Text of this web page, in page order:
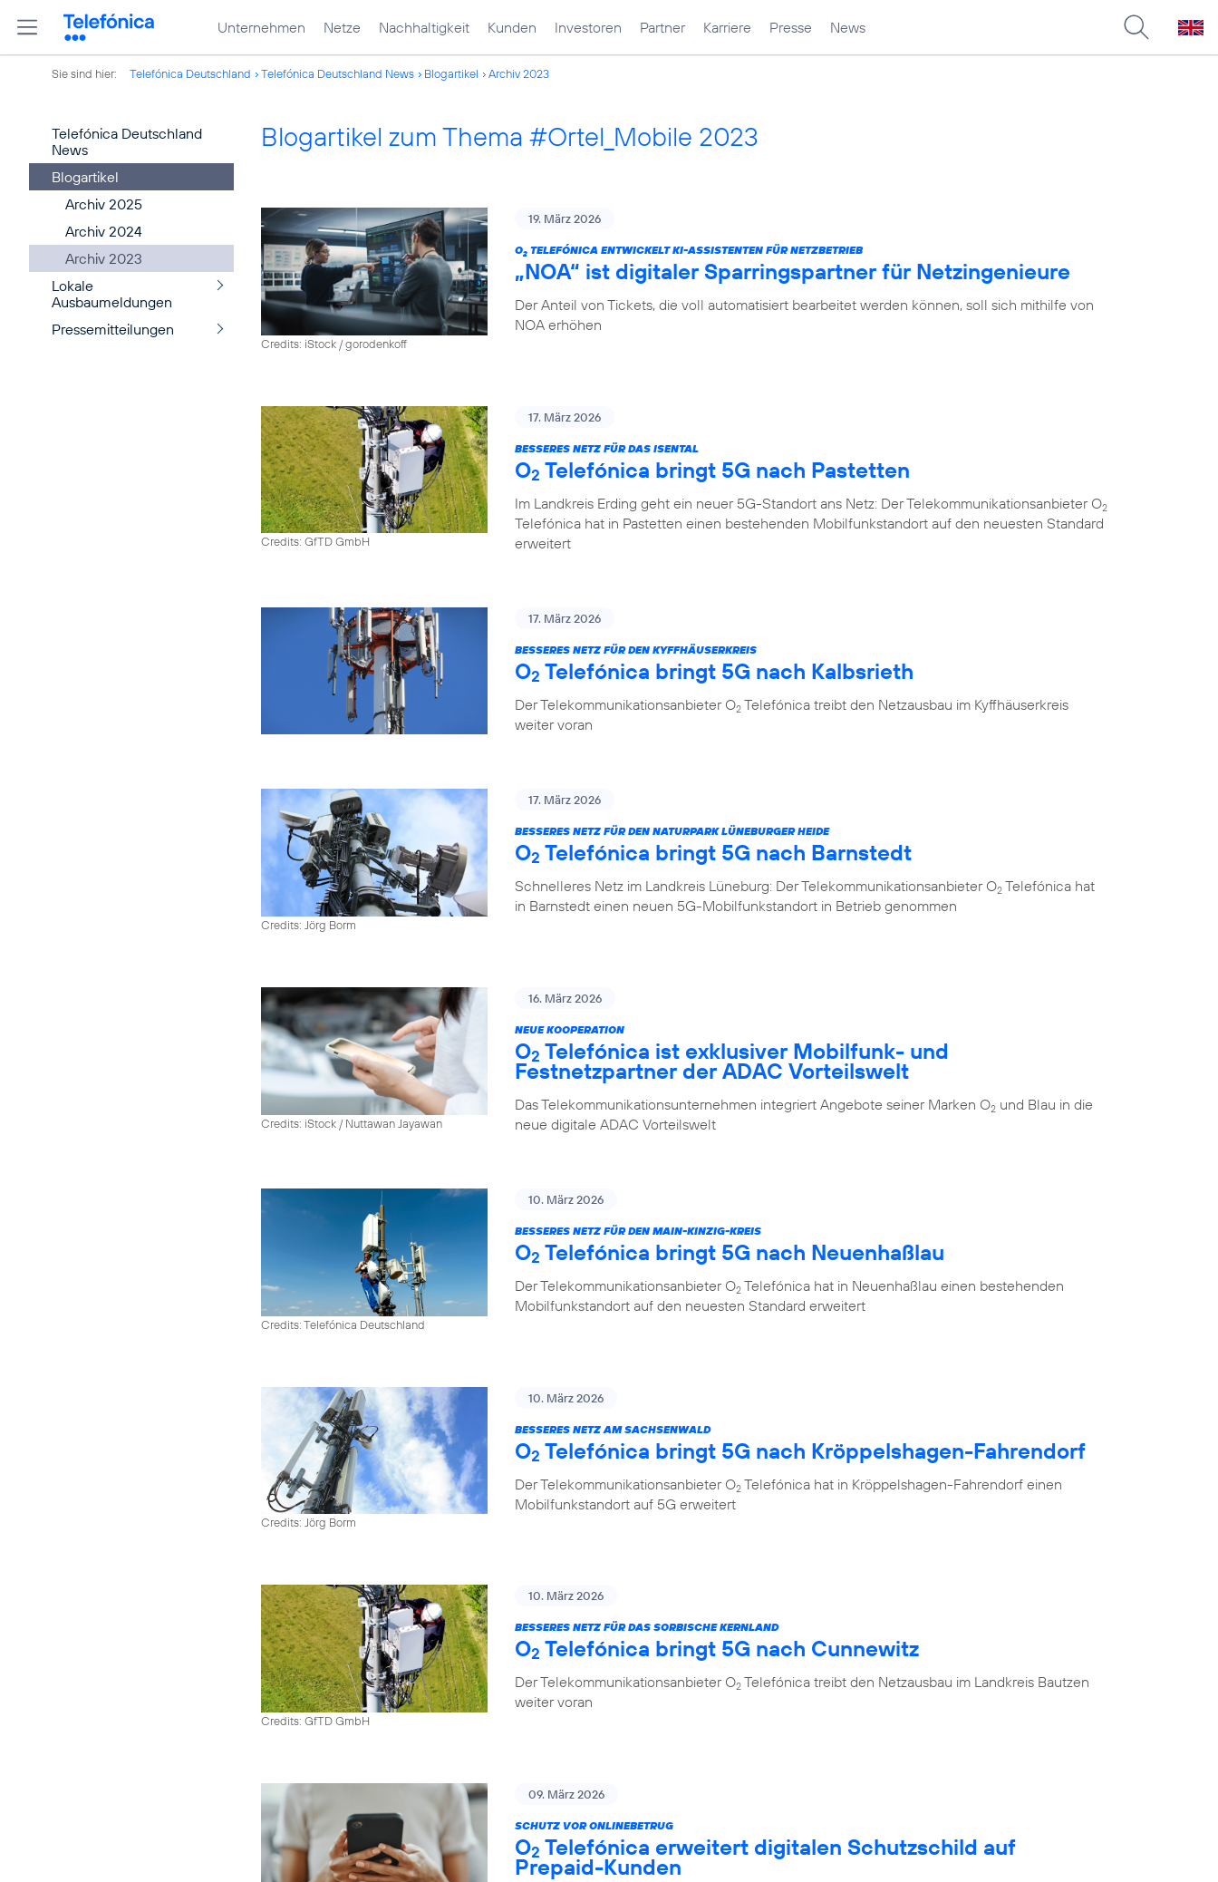
Unternehmen Netze Nachhaltigkeit Kunden Investoren Partner Karriere Presse News
Sie sind hier: Telefónica Deutschland Telefónica Deutschland News Blogartikel Archiv 2023
Telefónica Deutschland
News
Blogartikel
Archiv 2025
Archiv 2024
Archiv 2023
Lokale
Ausbaumeldungen
Pressemitteilungen
Blogartikel zum Thema #Ortel_Mobile 2023
Credits: iStock / gorodenkoff
19. März 2026
O2 TELEFÓNICA ENTWICKELT KI-ASSISTENTEN FÜR NETZBETRIEB
„NOA“ ist digitaler Sparringspartner für Netzingenieure
Der Anteil von Tickets, die voll automatisiert bearbeitet werden können, soll sich mithilfe von
NOA erhöhen
Credits: GfTD GmbH
17. März 2026
BESSERES NETZ FÜR DAS ISENTAL
O2 Telefónica bringt 5G nach Pastetten
Im Landkreis Erding geht ein neuer 5G-Standort ans Netz: Der Telekommunikationsanbieter O2
Telefónica hat in Pastetten einen bestehenden Mobilfunkstandort auf den neuesten Standard
erweitert
17. März 2026
BESSERES NETZ FÜR DEN KYFFHÄUSERKREIS
O2 Telefónica bringt 5G nach Kalbsrieth
Der Telekommunikationsanbieter O2 Telefónica treibt den Netzausbau im Kyffhäuserkreis
weiter voran
Credits: Jörg Borm
17. März 2026
BESSERES NETZ FÜR DEN NATURPARK LÜNEBURGER HEIDE
O2 Telefónica bringt 5G nach Barnstedt
Schnelleres Netz im Landkreis Lüneburg: Der Telekommunikationsanbieter O2 Telefónica hat
in Barnstedt einen neuen 5G-Mobilfunkstandort in Betrieb genommen
Credits: iStock / Nuttawan Jayawan
16. März 2026
NEUE KOOPERATION
O2 Telefónica ist exklusiver Mobilfunk- und
Festnetzpartner der ADAC Vorteilswelt
Das Telekommunikationsunternehmen integriert Angebote seiner Marken O2 und Blau in die
neue digitale ADAC Vorteilswelt
Credits: Telefónica Deutschland
10. März 2026
BESSERES NETZ FÜR DEN MAIN-KINZIG-KREIS
O2 Telefónica bringt 5G nach Neuenhaßlau
Der Telekommunikationsanbieter O2 Telefónica hat in Neuenhaßlau einen bestehenden
Mobilfunkstandort auf den neuesten Standard erweitert
Credits: Jörg Borm
10. März 2026
BESSERES NETZ AM SACHSENWALD
O2 Telefónica bringt 5G nach Kröppelshagen-Fahrendorf
Der Telekommunikationsanbieter O2 Telefónica hat in Kröppelshagen-Fahrendorf einen
Mobilfunkstandort auf 5G erweitert
Credits: GfTD GmbH
10. März 2026
BESSERES NETZ FÜR DAS SORBISCHE KERNLAND
O2 Telefónica bringt 5G nach Cunnewitz
Der Telekommunikationsanbieter O2 Telefónica treibt den Netzausbau im Landkreis Bautzen
weiter voran
09. März 2026
SCHUTZ VOR ONLINEBETRUG
O2 Telefónica erweitert digitalen Schutzschild auf
Prepaid-Kunden